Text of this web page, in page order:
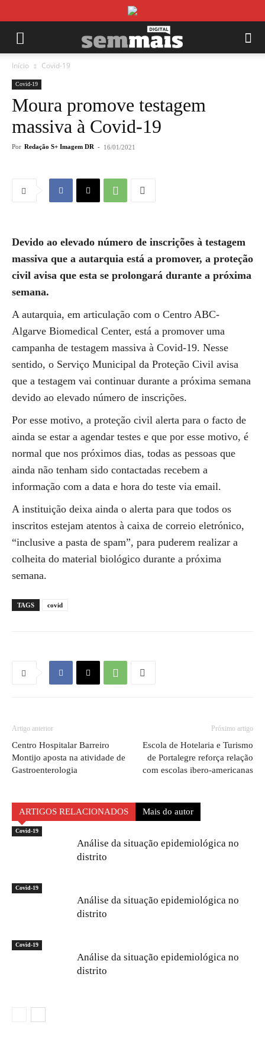
Início Covid-19
Covid-19
Moura promove testagem
massiva à Covid-19
Por Redação S+ Imagem DR - 16/01/2021
Devido ao elevado número de inscrições à testagem
massiva que a autarquia está a promover, a proteção
civil avisa que esta se prolongará durante a próxima
semana.
A autarquia, em articulação com o Centro ABC-
Algarve Biomedical Center, está a promover uma
campanha de testagem massiva à Covid-19. Nesse
sentido, o Serviço Municipal da Proteção Civil avisa
que a testagem vai continuar durante a próxima semana
devido ao elevado número de inscrições.
Por esse motivo, a proteção civil alerta para o facto de
ainda se estar a agendar testes e que por esse motivo, é
normal que nos próximos dias, todas as pessoas que
ainda não tenham sido contactadas recebem a
informação com a data e hora do teste via email.
A instituição deixa ainda o alerta para que todos os
inscritos estejam atentos à caixa de correio eletrónico,
“inclusive a pasta de spam”, para puderem realizar a
colheita do material biológico durante a próxima
semana.
TAGS covid
Artigo anterior
Centro Hospitalar Barreiro
Montijo aposta na atividade de
Gastroenterologia
Próximo artigo
Escola de Hotelaria e Turismo
de Portalegre reforça relação
com escolas ibero-americanas
ARTIGOS RELACIONADOS Mais do autor
Covid-19
Análise da situação epidemiológica no
distrito
Covid-19
Análise da situação epidemiológica no
distrito
Covid-19
Análise da situação epidemiológica no
distrito